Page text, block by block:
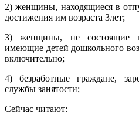
2) женщины, находящиеся в
достижения им возраста 3лет;
3) женщины, не состоящие
имеющие детей дошкольного
включительно;
4) безработные граждане,
службы занятости;
Сейчас читают: